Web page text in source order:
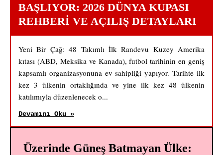
BAŞLIYOR: 2026 DÜNYA KUPASI
REHBERI VE AÇILIŞ DETAYLARI
Yeni Bir Çağ: 48 Takımlı İlk Randevu Kuzey Amerika
kıtası (ABD, Meksika ve Kanada), futbol tarihinin en geniş
kapsamlı organizasyonuna ev sahipliği yapıyor. Tarihte ilk
kez 3 ülkenin ortaklığında ve yine ilk kez 48 ülkenin
katılımıyla düzenlenecek o...
Devamını Oku »
Üzerinde Güneş Batmayan Ülke: